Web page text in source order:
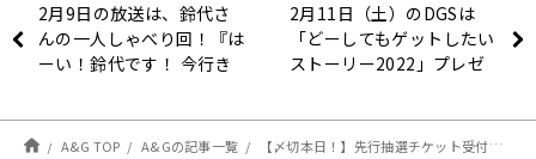
2月9日の放送は、鈴代さ
んの一人しゃべり回！『は
ーい！鈴代です！ 今行き
2月11日（土）のDGSは
「どーしてもゲットしたい
ストーリー2022」プレゼ
史・小野大輔のDear
Girl〜Stories〜】
A&G TOP A&Gの記事一覧 【〆切本日！】先行抽選チケット受付中！黒子のバスケ放送委員会 10th Anniversary RADIO! 公開録音イベント